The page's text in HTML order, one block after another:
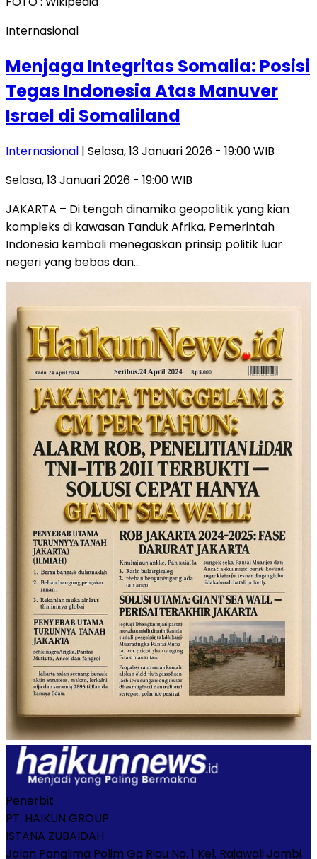
Internasional
Menjaga Integritas Somalia: Posisi
Tegas Indonesia Atas Manuver
Israel di Somaliland
Internasional | Selasa, 13 Januari 2026 - 19:00 WIB
Selasa, 13 Januari 2026 - 19:00 WIB
JAKARTA – Di tengah dinamika geopolitik yang kian
kompleks di kawasan Tanduk Afrika, Pemerintah
Indonesia kembali menegaskan prinsip politik luar
negeri yang bebas dan…
Penerbit
PT. HAIKUN GROUP
ISTANA ZUBAIDAH
Jalan Panglima Polim Gg Riau No. 1 Kel. Rajawali Jambi